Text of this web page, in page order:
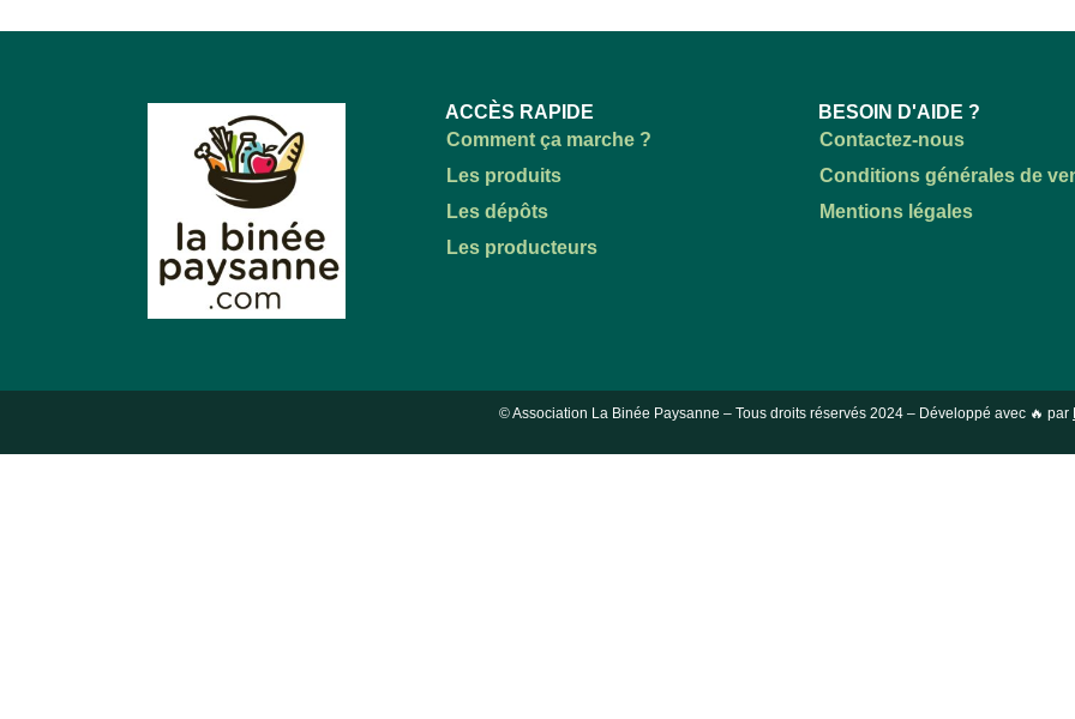
ACCÈS RAPIDE
Comment ça marche ?
Les produits
Les dépôts
Les producteurs
BESOIN D'AIDE ?
Contactez-nous
Conditions générales de
Mentions légales
© Association La Binée Paysanne – Tous droits réservés 2024 – Développé avec 🔥 par